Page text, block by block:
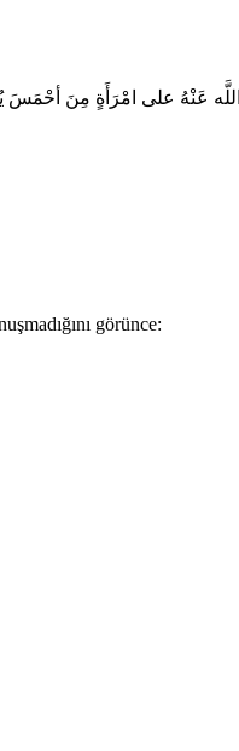
على امْرَأَةٍ مِنَ أحْمَسَ
görünce: